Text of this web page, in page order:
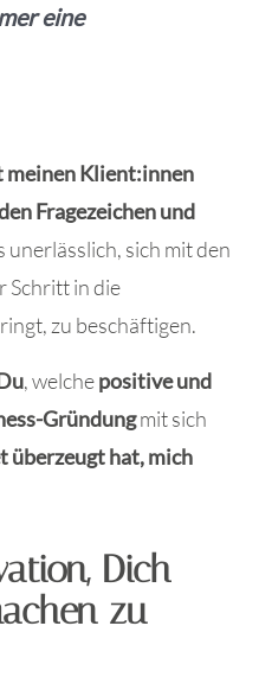
eine
meinen Klient:innen
Fragezeichen und
unerlässlich, sich mit den
Schritt in die
zu beschäftigen.
, welchepositive und
Gründungmit sich
überzeugt hat, mich
Dich
zu